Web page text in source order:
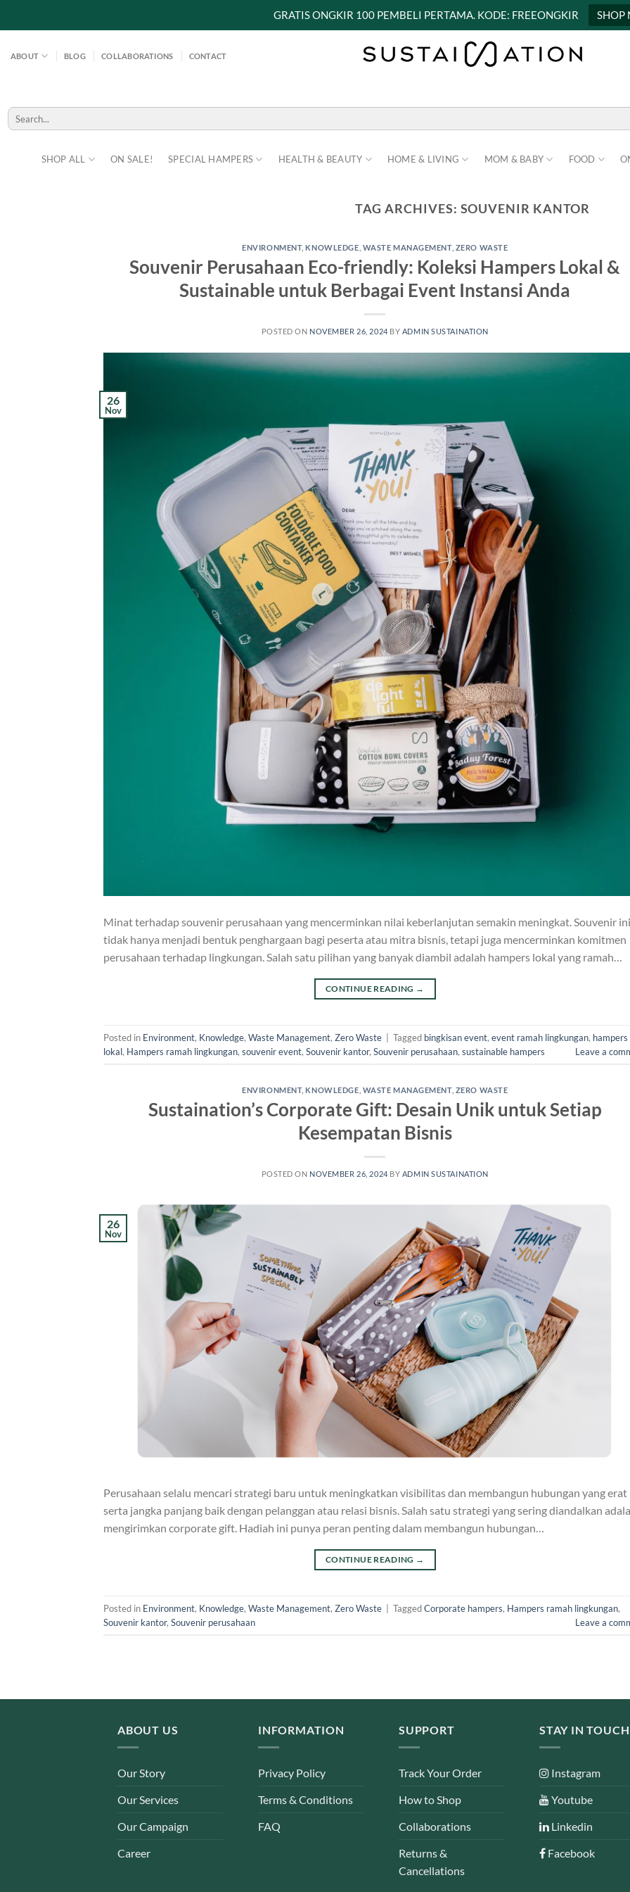
GRATIS ONGKIR 100 PEMBELI PERTAMA. KODE: FREEONGKIR SHOP
ABOUT BLOG COLLABORATIONS CONTACT
SHOP ALL ON SALE! SPECIAL HAMPERS HEALTH & BEAUTY HOME & LIVING MOM & BABY FOOD
Search
for:
TAG ARCHIVES: SOUVENIR KANTOR
ENVIRONMENT, KNOWLEDGE WASTE MANAGEMENT, ZERO WASTE
Souvenir Perusahaan Eco-friendly: Koleksi Hampers Lokal &
Sustainable untuk Berbagai Event Instansi Anda
POSTED ON NOVEMBER 26, 2024 BY ADMIN SUSTAINATION
26
Nov
Minat terhadap souvenir perusahaan yang mencerminkan nilai keberlanjutan semakin meningkat. Souvenir ini
tidak hanya menjadi bentuk penghargaan bagi peserta atau mitra bisnis, tetapi juga mencerminkan komitmen
perusahaan terhadap lingkungan. Salah satu pilihan yang banyak diambil adalah hampers lokal yang ramah…
CONTINUE READING →
Posted in Environment, Knowledge, Waste Management, Zero Waste Tagged bingkisan event, event ramah lingkungan, hampers
lokal, Hampers ramah lingkungan, souvenir event, Souvenir kantor, Souvenir perusahaan, sustainable hampers Leave a
ENVIRONMENT, KNOWLEDGE WASTE MANAGEMENT, ZERO WASTE
Sustaination’s Corporate Gift: Desain Unik untuk Setiap
Kesempatan Bisnis
POSTED ON NOVEMBER 26, 2024 BY ADMIN SUSTAINATION
26
Nov
Perusahaan selalu mencari strategi baru untuk meningkatkan visibilitas dan membangun hubungan yang erat
serta jangka panjang baik dengan pelanggan atau relasi bisnis. Salah satu strategi yang sering diandalkan
mengirimkan corporate gift. Hadiah ini punya peran penting dalam membangun hubungan…
CONTINUE READING →
Posted in Environment, Knowledge, Waste Management, Zero Waste TaggedCorporate hampers, Hampers ramah lingkungan,
Souvenir kantor, Souvenir perusahaan Leave a
ABOUT US
Our Story
Our Services
Our Campaign
Career
INFORMATION
Privacy Policy
Terms & Conditions
FAQ
SUPPORT
Track Your Order
How to Shop
Collaborations
Returns &
Cancellations
STAY IN TOUCH
Instagram
Youtube
Linkedin
Facebook